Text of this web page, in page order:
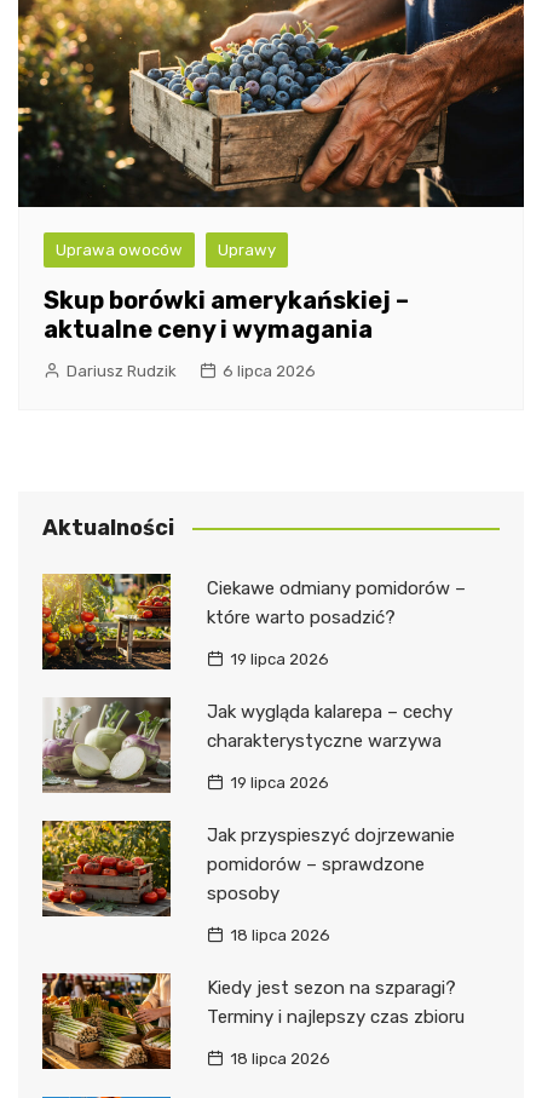
Uprawa owoców Uprawy
Skup borówki amerykańskiej –
aktualne ceny i wymagania
Dariusz Rudzik 6 lipca 2026
Aktualności
Ciekawe odmiany pomidorów –
które warto posadzić?
19 lipca 2026
Jak wygląda kalarepa – cechy
charakterystyczne warzywa
19 lipca 2026
Jak przyspieszyć dojrzewanie
pomidorów – sprawdzone
sposoby
18 lipca 2026
Kiedy jest sezon na szparagi?
Terminy i najlepszy czas zbioru
18 lipca 2026